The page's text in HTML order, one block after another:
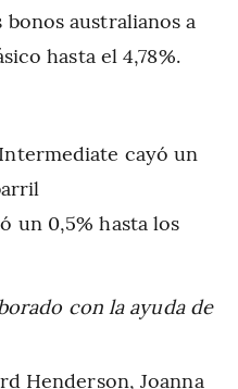
australianos a
hasta el 4,78%.
cayó un
un 0,5% hasta los
con la ayuda de
Henderson, Joanna